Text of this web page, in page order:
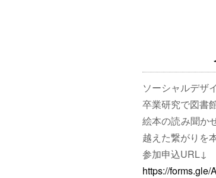
ソーシャルデザ
卒業研究で図書
絵本の読み聞か
越えた繋がりを
参加申込URL↓
https://